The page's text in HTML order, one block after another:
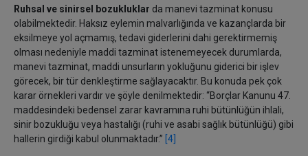
Ruhsal ve sinirsel bozukluklar da manevi tazminat konusu
olabilmektedir. Haksız eylemin malvarlığında ve kazançlarda bir
eksilmeye yol açmamış, tedavi giderlerini dahi gerektirmemiş
olması nedeniyle maddi tazminat istenemeyecek durumlarda,
manevi tazminat, maddi unsurların yokluğunu giderici bir işlev
görecek, bir tür denkleştirme sağlayacaktır. Bu konuda pek çok
karar örnekleri vardır ve şöyle denilmektedir: “Borçlar Kanunu 47.
maddesindeki bedensel zarar kavramına ruhi bütünlüğün ihlali,
sinir bozukluğu veya hastalığı (ruhi ve asabi sağlık bütünlüğü) gibi
hallerin girdiği kabul olunmaktadır.” [4]